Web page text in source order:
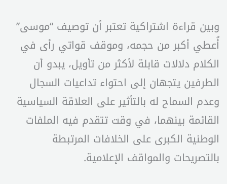
وبين قراءة اشتراكية تعتبر أن توصيف “موسى”
أُعطي أكبر من حجمه، وموقف قواتي رأى في
الكلام دلالات قابلة لأكثر من تأويل، يبدو أن
الطرفين يتجهان إلى احتواء تداعيات السجال
وعدم السماح له بالتأثير على العلاقة السياسية
القائمة بينهما، في وقت تتقدم فيه الملفات
الوطنية الكبرى على الخلافات المرتبطة
بالتصريحات والمواقف الإعلامية.